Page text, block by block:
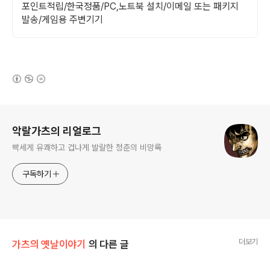
포인트적립/한국정품/PC,노트북 설치/이메일 또는 패키지
발송/게임용 주변기기
악랄가츠의 리얼로그
빡세게 유쾌하고 겁나게 발랄한 청춘의 비망록
구독하기
가츠의 옛날이야기 의 다른 글 더보기